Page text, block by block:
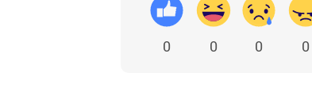
0 0 0 0